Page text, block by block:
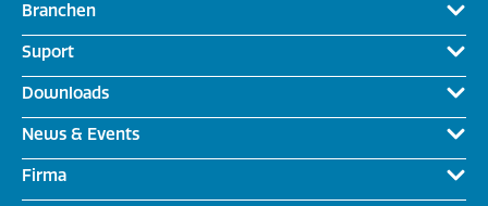
Branchen
Suport
Downloads
News & Events
Firma